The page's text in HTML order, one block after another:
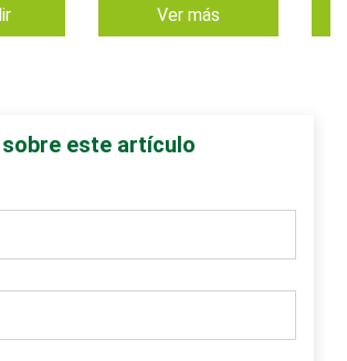
Ver más
este artículo